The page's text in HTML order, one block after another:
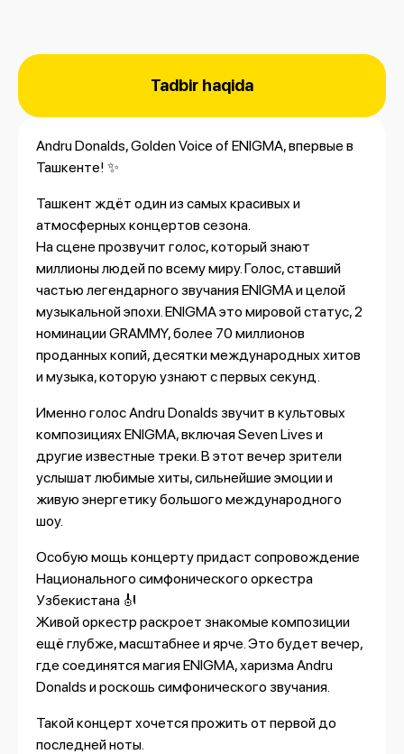
Tadbir haqida
Andru Donalds, Golden Voice of ENIGMA, впервые в
Ташкенте! ✨
Ташкент ждёт один из самых красивых и
атмосферных концертов сезона.
На сцене прозвучит голос, который знают
миллионы людей по всему миру. Голос, ставший
частью легендарного звучания ENIGMA и целой
музыкальной эпохи. ENIGMA это мировой статус, 2
номинации GRAMMY, более 70 миллионов
проданных копий, десятки международных хитов
и музыка, которую узнают с первых секунд.
Именно голос Andru Donalds звучит в культовых
композициях ENIGMA, включая Seven Lives и
другие известные треки. В этот вечер зрители
услышат любимые хиты, сильнейшие эмоции и
живую энергетику большого международного
шоу.
Особую мощь концерту придаст сопровождение
Национального симфонического оркестра
Узбекистана 🎻
Живой оркестр раскроет знакомые композиции
ещё глубже, масштабнее и ярче. Это будет вечер,
где соединятся магия ENIGMA, харизма Andru
Donalds и роскошь симфонического звучания.
Такой концерт хочется прожить от первой до
последней ноты.